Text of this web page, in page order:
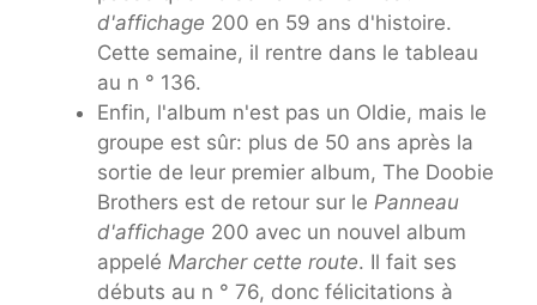
d'affichage 200 en 59 ans d'histoire.
Cette semaine, il rentre dans le tableau
au n ° 136.
Enfin, l'album n'est pas un Oldie, mais le
groupe est sûr: plus de 50 ans après la
sortie de leur premier album, The Doobie
Brothers est de retour sur le Panneau
d'affichage 200 avec un nouvel album
appelé Marcher cette route. Il fait ses
débuts au n ° 76, donc félicitations à